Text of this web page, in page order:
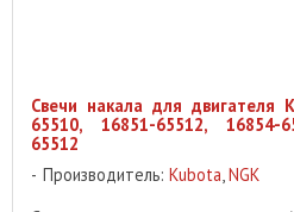
Свечи накала для двигателя
65510, 16851-65512, 16854-
65512
Производитель: Kubota,NGK